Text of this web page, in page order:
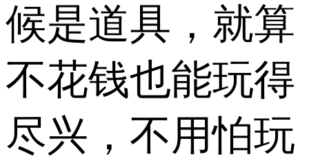
候是道具，就算
不花钱也能玩得
尽兴，不用怕玩